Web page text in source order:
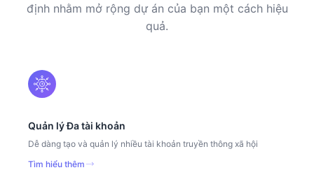
định nhằm mở rộng dự án của bạn một cách hiệu
quả.
Quản lý Đa tài khoản
Dễ dàng tạo và quản lý nhiều tài khoản truyền thông xã hội
Tìm hiểu thêm